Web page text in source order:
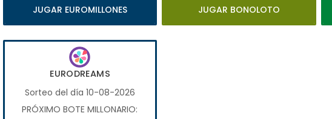
JUGAR EUROMILLONES JUGAR BONOLOTO
EURODREAMS
Sorteo del día 10-08-2026
PRÓXIMO BOTE MILLONARIO: